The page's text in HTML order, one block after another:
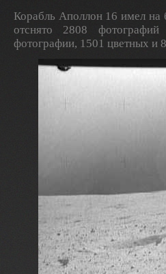
Корабль Аполлон 16 имел
отснято 2808
фотографии, 1501 цветных и